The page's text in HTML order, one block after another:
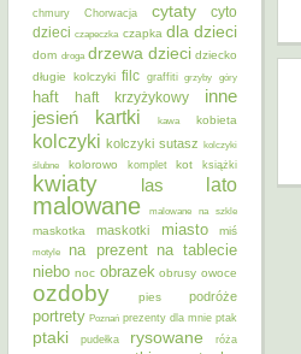
chmury Chorwacja cytaty
cyto
dzieci czapeczka czapka dla dzieci
dom droga drzewa dzieci dziecko
długie kolczyki filc graffiti grzyby góry
haft haft krzyżykowy inne
jesień kartki kawa kobieta
kolczyki kolczyki sutasz kolczyki
ślubne
kolorowo komplet kot książki
kwiaty las lato
malowane malowane na szkle
maskotka maskotki miasto miś
motyle na prezent na tablecie
niebo noc obrazek obrusy owoce
ozdoby pies podróże
portrety Poznań prezenty dla mnie ptak
ptaki pudełka rysowane róża